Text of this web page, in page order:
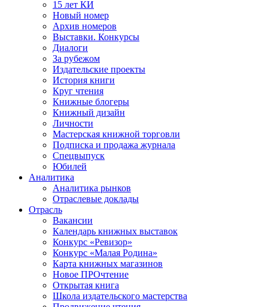
15 лет КИ
Новый номер
Архив номеров
Выставки. Конкурсы
Диалоги
За рубежом
Издательские проекты
История книги
Круг чтения
Книжные блогеры
Книжный дизайн
Личности
Мастерская книжной торговли
Подписка и продажа журнала
Спецвыпуск
Юбилей
Аналитика
Аналитика рынков
Отраслевые доклады
Отрасль
Вакансии
Календарь книжных выставок
Конкурс «Ревизор»
Конкурс «Малая Родина»
Карта книжных магазинов
Новое ПРОчтение
Открытая книга
Школа издательского мастерства